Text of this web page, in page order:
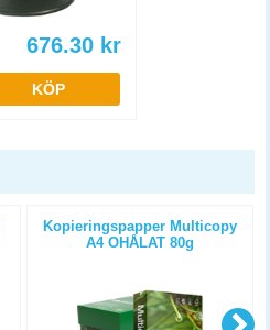
676.30 kr
KÖP
Kopieringspapper Multicopy
A4 OHÅLAT 80g